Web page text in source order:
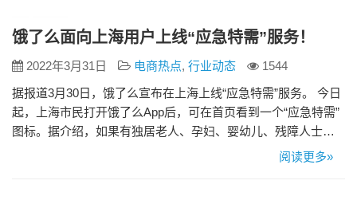
饿了么面向上海用户上线“应急特需”服务！
2022年3月31日 电商热点, 行业动态
1544
据报道3月30日，饿了么宣布在上海上线“应急特需”服务。 今日
起，上海市民打开饿了么App后，可在首页看到一个“应急特需”
图标。据介绍，如果有独居老人、孕妇、婴幼儿、残障人士等
重点人群，在抗疫期间要紧急购药的、在生活物资供应上有紧
阅读更多»